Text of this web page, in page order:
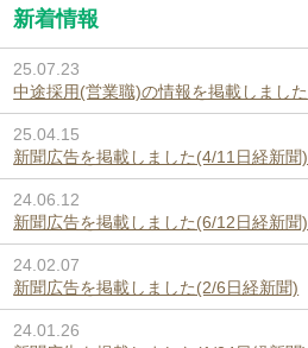
新着情報
25.07.23
中途採用(営業職)の情報を掲載しました
25.04.15
新聞広告を掲載しました(4/11日経新聞)
24.06.12
新聞広告を掲載しました(6/12日経新聞)
24.02.07
新聞広告を掲載しました(2/6日経新聞)
24.01.26